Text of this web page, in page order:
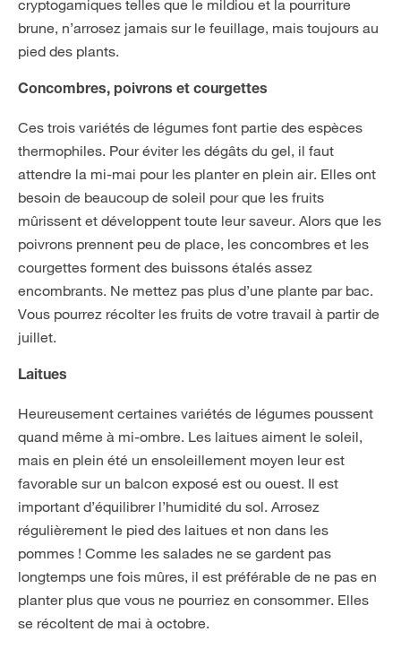
cryptogamiques telles que le mildiou et la pourriture
brune, n’arrosez jamais sur le feuillage, mais toujours au
pied des plants.
Concombres, poivrons et courgettes
Ces trois variétés de légumes font partie des espèces
thermophiles. Pour éviter les dégâts du gel, il faut
attendre la mi-mai pour les planter en plein air. Elles ont
besoin de beaucoup de soleil pour que les fruits
mûrissent et développent toute leur saveur. Alors que les
poivrons prennent peu de place, les concombres et les
courgettes forment des buissons étalés assez
encombrants. Ne mettez pas plus d’une plante par bac.
Vous pourrez récolter les fruits de votre travail à partir de
juillet.
Laitues
Heureusement certaines variétés de légumes poussent
quand même à mi-ombre. Les laitues aiment le soleil,
mais en plein été un ensoleillement moyen leur est
favorable sur un balcon exposé est ou ouest. Il est
important d’équilibrer l’humidité du sol. Arrosez
régulièrement le pied des laitues et non dans les
pommes ! Comme les salades ne se gardent pas
longtemps une fois mûres, il est préférable de ne pas en
planter plus que vous ne pourriez en consommer. Elles
se récoltent de mai à octobre.